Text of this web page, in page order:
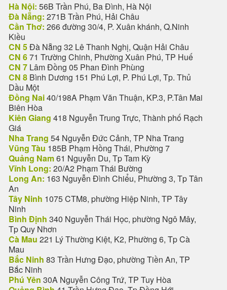
Hà Nội: 56B Trần Phú, Ba Đình, Hà Nội
Đà Nẵng: 271B Trần Phú, Hải Châu
Cần Thơ: 266 đường 30/4, P. Xuân khánh, Q.Ninh
Kiều
CN 5Đà Nẵng 32 Lê Thanh Nghị, Quận Hải Châu
CN 671 Trường Chinh, Phường Xuân Phú, TP Huế
CN 7 Lâm Đồng 05 Phan Đình Phùng
CN 8 Bình Dương 151 Phú Lợi, P. Phú Lợi, Tp. Thủ
Dầu Một
Đồng Nai40/198A Phạm Văn Thuận, KP.3, P.Tân Mai
Biên Hòa
Kiên Giang 418 Nguyễn Trung Trực, Thành phố Rạch
Giá
Nha Trang 54 Nguyễn Đức Cảnh, TP Nha Trang
Vũng Tàu 185B Phạm Hồng Thái, Phường 7
Quảng Nam61 Nguyễn Du, Tp Tam Kỳ
Vĩnh Long: 20/A2 Phạm Thái Bường
Long An: 163 Nguyễn Đình Chiểu, Phường 3, Tp Tân
An
Tây Ninh 1075 CTM8, phường Hiệp Ninh, TP Tây
Ninh
Bình Định 340 Nguyễn Thái Học, phường Ngô Mây,
Tp Quy Nhơn
Cà Mau 221 Lý Thường Kiệt, K2, Phường 6, Tp Cà
Mau
Bắc Ninh 83 Trần Hưng Đạo, phường Tiền An, TP
Bắc Ninh
Phú Yên 30A Nguyễn Công Trứ, TP Tuy Hòa